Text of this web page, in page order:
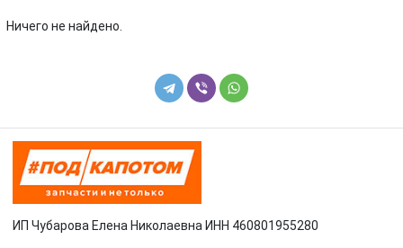
Ничего не найдено.
ИП Чубарова Елена Николаевна ИНН 460801955280